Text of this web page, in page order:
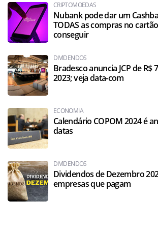
CRIPTOMOEDAS
Nubank pode dar um
TODAS as compras no
conseguir
DIVIDENDOS
Bradesco anuncia JCP de R$
2023; veja data-com
ECONOMIA
Calendário COPOM 2024 é
datas
DIVIDENDOS
Dividendos de Dezembro
empresas que pagam